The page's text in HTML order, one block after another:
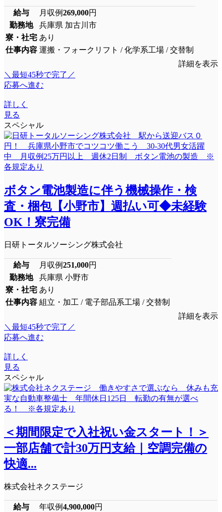
給与 月収例269,000円
勤務地
兵庫県 加古川市
寮・社宅 あり
仕事内容 運搬・フォークリフト / 化学系工場 / 交替制
詳細を表示
＼最短45秒で完了／
応募へ進む
詳しく
見る
スペシャル
ボタン電池製造に伴う機械操作・検
査・梱包【小野市】週払い可◆未経験
OK！寮完備
日研トータルソーシング株式会社
給与 月収例251,000円
勤務地
兵庫県 小野市
寮・社宅 あり
仕事内容 組立・加工 / 電子部品系工場 / 交替制
詳細を表示
＼最短45秒で完了／
応募へ進む
詳しく
見る
スペシャル
＜期間限定で入社祝い金スタート！＞
一部店舗で計30万円支給｜空調完備の
快適...
株式会社ネクステージ
給与 年収例4,900,000円